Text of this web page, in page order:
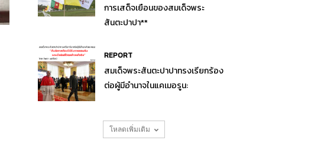
การเสด็จเยือนของสมเด็จพระ
สันตะปาปา**
REPORT
สมเด็จพระสันตะปาปาทรงเรียกร้อง
ต่อผู้มีอำนาจในแคเมอรูน:
โหลดเพิ่มเติม